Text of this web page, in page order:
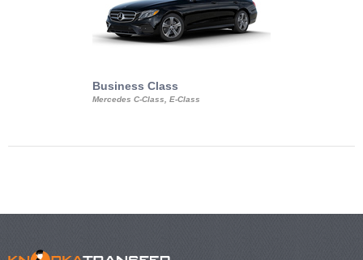
Business Class
Mercedes C-Class, E-Class